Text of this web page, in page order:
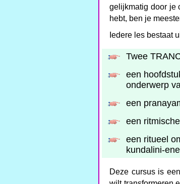
gelijkmatig door je
hebt, ben je
Iedere les bestaat
Twee
een
onderwerp
een
een
een ritueel
kundalini-
Deze cursus is